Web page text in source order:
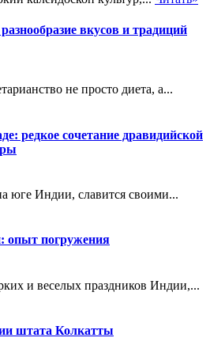
вкусов и традиций
не просто диета, а...
редкое сочетание дравидийской
юге Индии, славится своими...
опыт погружения
и веселых праздников Индии,...
штата Колкатты